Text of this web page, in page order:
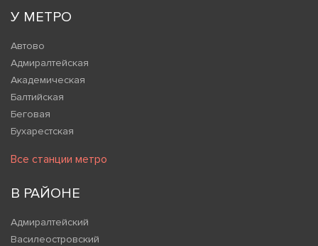
У МЕТРО
Автово
Адмиралтейская
Академическая
Балтийская
Беговая
Бухарестская
Все станции метро
В РАЙОНЕ
Адмиралтейский
Василеостровский